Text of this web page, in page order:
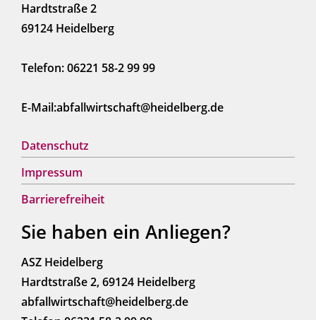
Hardtstraße 2
69124 Heidelberg
Telefon: 06221 58-2 99 99
E-Mail:abfallwirtschaft@heidelberg.de
Datenschutz
Impressum
Barrierefreiheit
Sie haben ein Anliegen?
ASZ Heidelberg
Hardtstraße 2, 69124 Heidelberg
abfallwirtschaft@heidelberg.de